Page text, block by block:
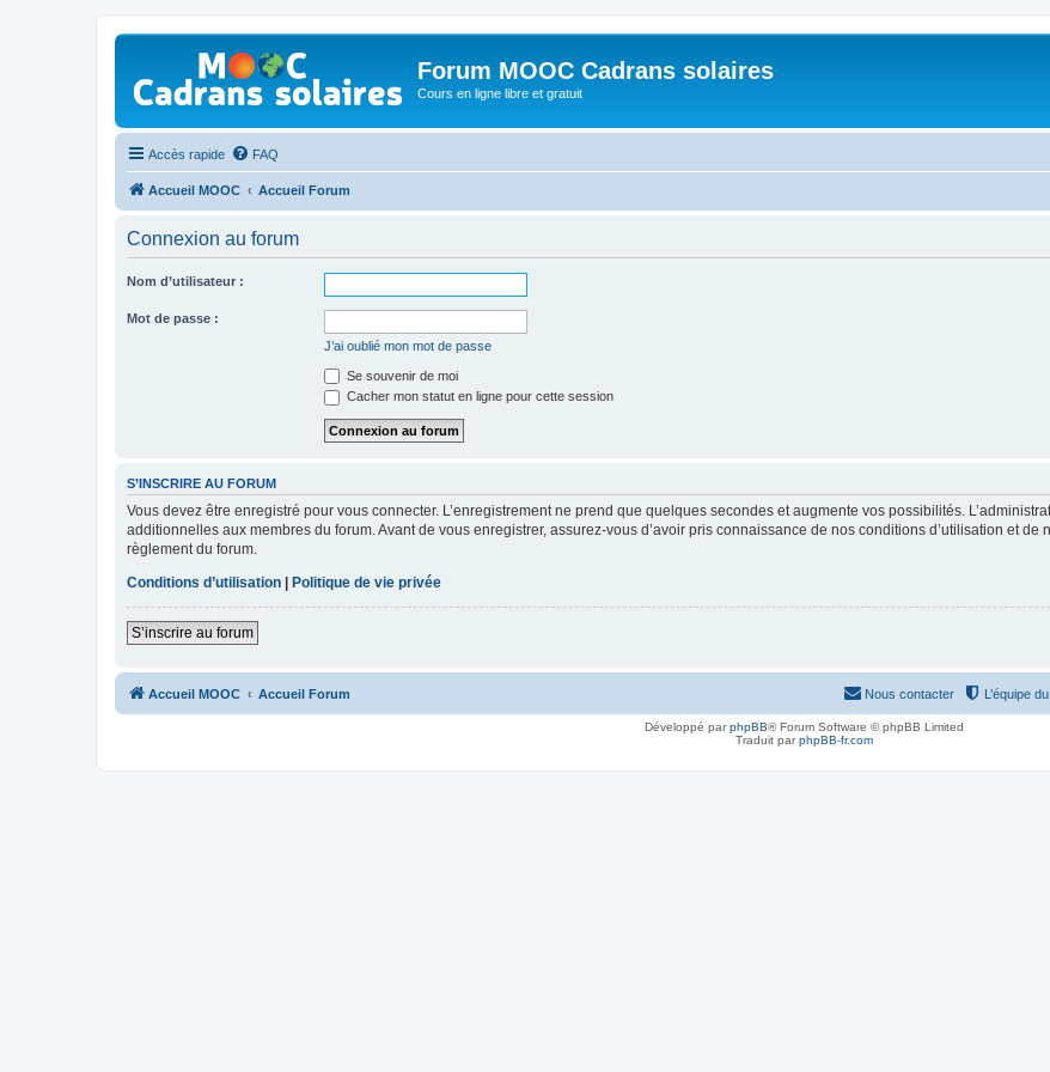
Forum MOOC Cadrans solaires
Cours en ligne libre et gratuit
Accès rapide FAQ
Accueil MOOC Accueil Forum
Connexion au forum
Nom d’utilisateur :
Mot de passe :
J’ai oublié mon mot de passe
Se souvenir de moi
Cacher mon statut en ligne pour cette session
S’INSCRIRE AU FORUM
Vous devez être enregistré pour vous connecter. L’enregistrement ne prend que quelques secondes et augmente vos possibilités.
additionnelles aux membres du forum. Avant de vous enregistrer, assurez-vous d’avoir pris connaissance de nos conditions d’utilisation et
règlement du forum.
Conditions d’utilisation
Politique de vie privée
S’inscrire au forum
Accueil MOOC Accueil Forum L’équipe
Nous contacter
Développé parphpBB® Forum Software © phpBB Limited
Traduit parphpBB-fr.com